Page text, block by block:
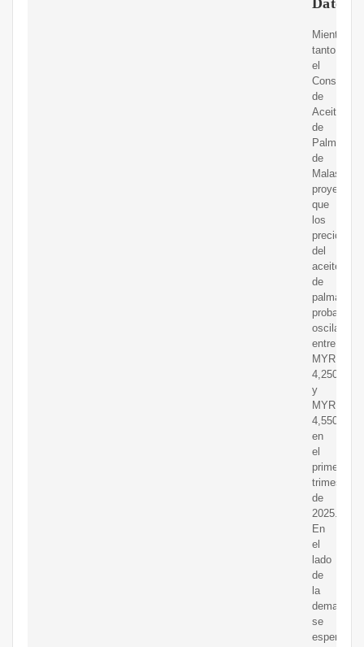
Mientras
tanto,
el
Consejo
de
Aceite
de
Palma
de
Malasia
proyectó
que
los
precios
del
aceite
de
palma
oscilarían
entre
MYR
4,250
y
MYR
4,550
en
el
primer
trimestre
de
2025.
En
el
lado
de
la
demanda,
se
espera